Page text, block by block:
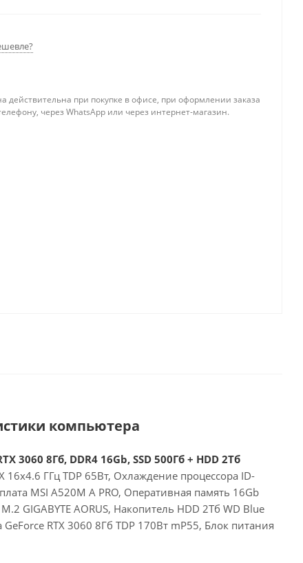
действительна при покупке в офисе, при оформлении заказа
через WhatsApp или через интернет-магазин.
компьютера
3060 8Гб, DDR4 16Gb, SSD 500Гб + HDD 2Тб
16x4.6 ГГц TDP 65Вт, Охлаждение процессора ID-
MSI A520M A PRO, Оперативная память 16Gb
GIGABYTE AORUS, Накопитель HDD 2Тб WD Blue
RTX 3060 8Гб TDP 170Вт mP55, Блок питания